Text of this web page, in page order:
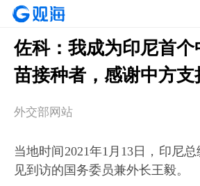
佐科：我成为印尼首
苗接种者，感谢中方支
外交部网站
当地时间2021年1月13日，印尼
见到访的国务委员兼外长王毅。